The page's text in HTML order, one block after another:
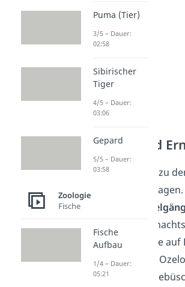
Verhalten und
Der Ozelot gehört zu
und geht deshalb jagen.
nachtaktiver
bedeutet, dass er
Dämmerung alleine
Tagsüber schlafen
Bäumen oder im
Puma (Tier)
3/5 – Dauer:
02:58
Sibirischer
Tiger
4/5 – Dauer:
03:06
Gepard
5/5 – Dauer:
03:58
Zoologie
Fische
Fische
Aufbau
1/4 – Dauer:
05:21